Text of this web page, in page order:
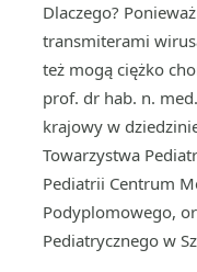
Dlaczego?
transmiterami
też mogą ciężko
prof. dr hab. n. med.
krajowy w
Towarzystwa
Pediatrii Centrum
Podyplomowego,
Pediatrycznego w